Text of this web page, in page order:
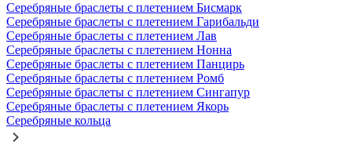
Серебряные браслеты с плетением Бисмарк
Серебряные браслеты с плетением Гарибальди
Серебряные браслеты с плетением Лав
Серебряные браслеты с плетением Нонна
Серебряные браслеты с плетением Панцирь
Серебряные браслеты с плетением Ромб
Серебряные браслеты с плетением Сингапур
Серебряные браслеты с плетением Якорь
Серебряные кольца